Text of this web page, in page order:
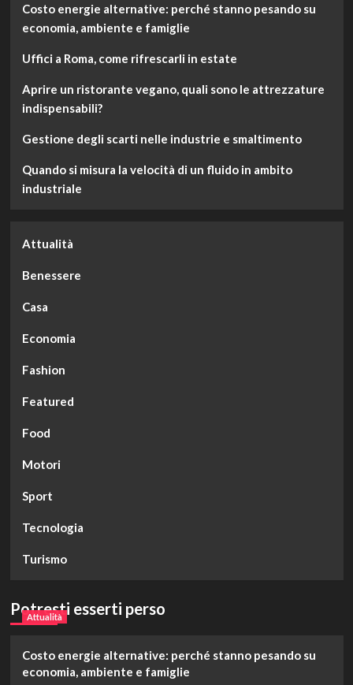
Costo energie alternative: perché stanno pesando su
economia, ambiente e famiglie
Uffici a Roma, come rifrescarli in estate
Aprire un ristorante vegano, quali sono le attrezzature
indispensabili?
Gestione degli scarti nelle industrie e smaltimento
Quando si misura la velocità di un fluido in ambito
industriale
Attualità
Benessere
Casa
Economia
Fashion
Featured
Food
Motori
Sport
Tecnologia
Turismo
Potresti esserti perso
Attualità
Costo energie alternative: perché stanno pesando su
economia, ambiente e famiglie